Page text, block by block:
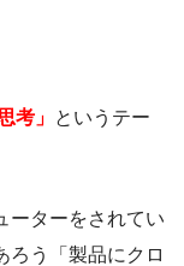
考」 というテー
ーターをされてい
ろう「製品にクロ